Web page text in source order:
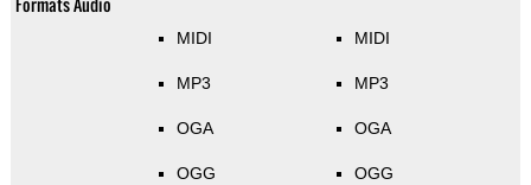
MIDI
MP3
OGA
OGG
MIDI
MP3
OGA
OGG